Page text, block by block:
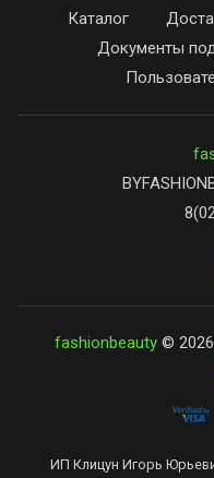
Каталог
Документы
fashionbeauty © 2026
ИП Клицун Игорь